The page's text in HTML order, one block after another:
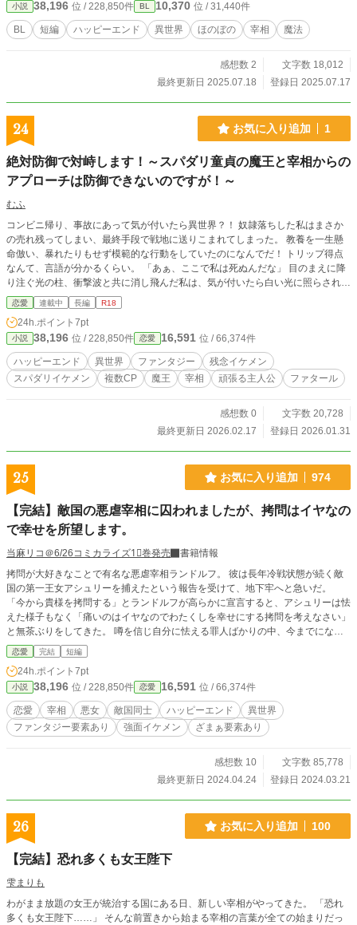
小説 38,196 位 / 228,850件 BL 10,370 位 / 31,440件
BL 短編 ハッピーエンド 異世界 ほのぼの 宰相 魔法
感想数 2
文字数 18,012
最終更新日 2025.07.18
登録日 2025.07.17
24 お気に入り追加 1
絶対防御で対峙します！～スパダリ童貞の魔王と宰相からの
アプローチは防御できないのですが！～
むふ
コンビニ帰り、事故にあって気が付いたら異世界？！ 奴隷落ちした私はまさか
の売れ残ってしまい、最終手段で戦地に送りこまれてしまった。 教養を一生懸
命倣い、暴れたりもせず模範的な行動をしていたのになんでだ！ トリップ得点
なんて、言語が分かるくらい。 「あぁ、ここで私は死ぬんだな」 目のまえに降
り注ぐ光の柱、衝撃波と共に消し飛んだ私は、気が付いたら白い光に照らされて
冷たい台に寝かせられていた。 あれ？生きてる？ そう、私のトリップ得点は、
『絶対防御』、物理攻撃、魔法攻撃耐性Max。 そんな私が、この魔国で宰相に
拾われ、実験台になり、魔王の楯として君臨する、させられる、予定のよう。
「おい、今日は俺と隣の領地に視察に行く予定だったであろう。二人で」 「い
や、そんな話聞いてませんので。というか、さりげなく野菜を私のお皿に乗せな
いで食べてください」 「閣下、そんな予定はありませんので。この後は私とス
キルの上達具合と今後の方針の会議をいれてあります。二人で」 「いえ、そん
てきましょう？ちゃんと洗ってくださってますよ？」 「おい！どっちと今日は
過ごすんだ」 「ええ、はっきり要望を言わないとわかりません」 遠い目をして
名がついているらしいが、私からしたら世話焼きのかーちゃんみたいな気分であ
った。 この物語は、不能童貞ハイスぺ魔王と繊細潔癖童貞ハイスぺ宰相のトラ
ウマを抱えた少々めんどくさい２人から懐かれ、迫られるお話。 魔王か、宰相
恋愛 連載中 長編 R18
24h.ポイント 7pt
小説 38,196 位 / 228,850件 恋愛 16,591 位 / 66,374件
ハッピーエンド 異世界 ファンタジー
残念イケメン
スパダリイケメン
複数CP 魔王 宰相 頑張る主人公 ファタール
感想数 0
文字数 20,728
最終更新日 2026.02.17
登録日 2026.01.31
25 お気に入り追加 974
【完結】敵国の悪虐宰相に囚われましたが、拷問はイヤなの
で幸せを所望します。
当麻リコ＠6/26コミカライズ1⃣巻発売
書籍情報
拷問が大好きなことで有名な悪虐宰相ランドルフ。 彼は長年冷戦状態が続く敵
国の第一王女アシュリーを捕えたという報告を受けて、地下牢へと急いだ。
「今から貴様を拷問する」とランドルフが高らかに宣言すると、アシュリーは怯
えた様子もなく「痛いのはイヤなのでわたくしを幸せにする拷問を考えなさい」
と無茶ぶりをしてきた。 噂を信じ自分に怯える罪人ばかりの中、今までにない
反応をするアシュリーに好奇心を刺激され、馬鹿馬鹿しいと思いつつもランドル
フはその提案に乗ることにした。 ※虜囚となってもマイペースを崩さない王女
様と、それに振り回されながらもだんだん楽しくなってくる宰相が、拷問と称し
て美味しいものを食べたりデートしたりするお話です。
恋愛 完結 短編
24h.ポイント 7pt
小説 38,196 位 / 228,850件 恋愛 16,591 位 / 66,374件
恋愛 宰相 悪女 敵国同士 ハッピーエンド
異世界
ファンタジー要素あり
強面イケメン ざまぁ要素あり
感想数 10
文字数 85,778
最終更新日 2024.04.24
登録日 2024.03.21
26 お気に入り追加 100
【完結】恐れ多くも女王陛下
雫まりも
わがまま放題の女王が統治する国にある日、新しい宰相がやってきた。 「恐れ
多くも女王陛下……」 そんな前置きから始まる宰相の言葉が全ての始まりだっ